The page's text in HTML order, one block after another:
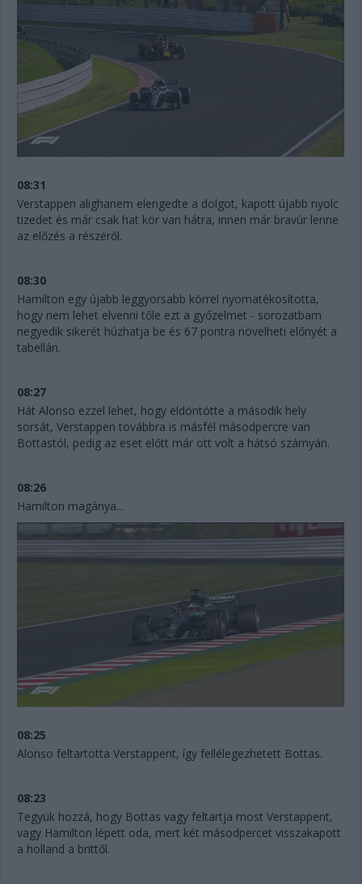
08:31
Verstappen alighanem elengedte a dolgot, kapott újabb nyolc
tizedet és már csak hat kör van hátra, innen már bravúr lenne
az előzés a részéről.
08:30
Hamilton egy újabb leggyorsabb körrel nyomatékosította,
hogy nem lehet elvenni tőle ezt a győzelmet - sorozatbam
negyedik sikerét húzhatja be és 67 pontra növelheti előnyét a
tabellán.
08:27
Hát Alonso ezzel lehet, hogy eldöntötte a második hely
sorsát, Verstappen továbbra is másfél másodpercre van
Bottastól, pedig az eset előtt már ott volt a hátsó szárnyán.
08:26
Hamilton magánya...
08:25
Alonso feltartotta Verstappent, így fellélegezhetett Bottas.
08:23
Tegyük hozzá, hogy Bottas vagy feltartja most Verstappent,
vagy Hamilton lépett oda, mert két másodpercet visszakapott
a holland a brittől.